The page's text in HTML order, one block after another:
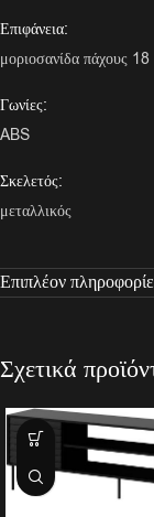
Επιφάνεια:
μοριοσανίδα πάχους
Γωνίες:
ABS
Σκελετός:
μεταλλικός
Επιπλέον
Σχετικά